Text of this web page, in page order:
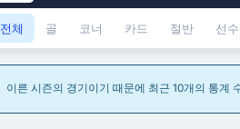
전체 골 코너 카드 절반 선
이른 시즌의 경기이기 때문에 최근 10개의 통계